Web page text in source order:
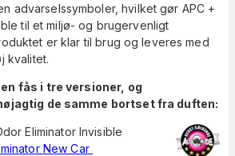
advarselssymboler, hvilket gør APC +
til et miljø- og brugervenligt
er klar til brug og leveres med
kvalitet.
fås i tre versioner, og
de samme bortset fra duften:
Eliminator Invisible
New Car